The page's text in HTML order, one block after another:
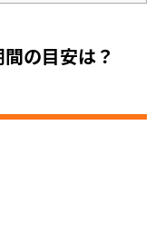
の目安は？